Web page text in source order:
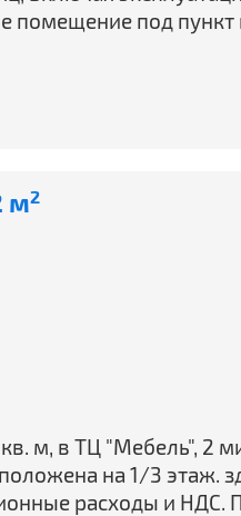
помещение под пункт
м2
м, в ТЦ "Мебель", 2
на 1/3 этаж.
расходы и НДС.